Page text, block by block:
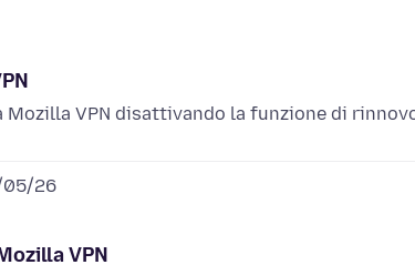
VPN disattivando la funzione di
05/26
VPN